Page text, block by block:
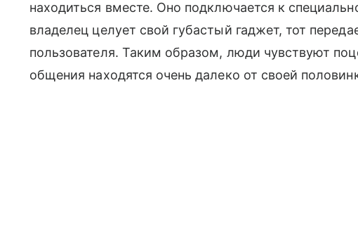
находиться вместе. Оно подключается к
владелец целует свой губастый гаджет, тот
пользователя. Таким образом, люди чувствуют
общения находятся очень далеко от своей